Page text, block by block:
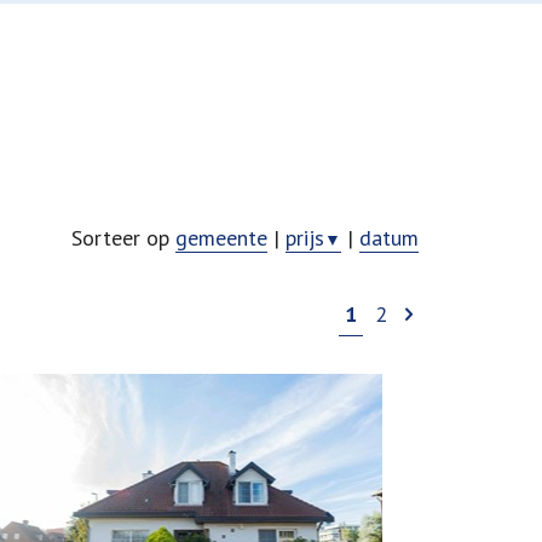
Sorteer op gemeente | prijs ▼ | datum
1 2